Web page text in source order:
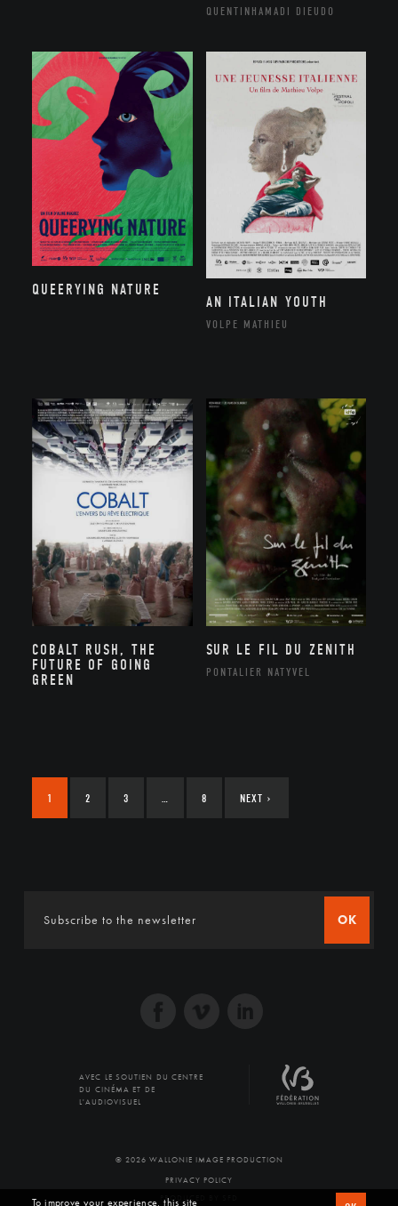
QUENTINHAMADI DIEUDO
QUEERYING NATURE
AN ITALIAN YOUTH
VOLPE MATHIEU
COBALT RUSH, THE
FUTURE OF GOING
GREEN
SUR LE FIL DU ZENITH
PONTALIER NATYVEL
1 2 3 8 NEXT ›
OK
AVEC LE SOUTIEN DU CENTRE
DU CINÉMA ET DE
L'AUDIOVISUEL
© 2026 WALLONIE IMAGE PRODUCTION
PRIVACY POLICY
PRODUCED BY SFD
To improve your experience, this site